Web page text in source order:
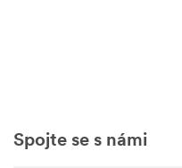
Spojte se s námi